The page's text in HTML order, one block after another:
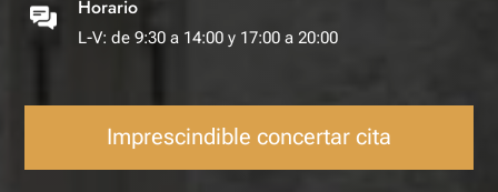
Horario
L-V: de 9:30 a 14:00 y 17:00 a 20:00
Imprescindible concertar cita